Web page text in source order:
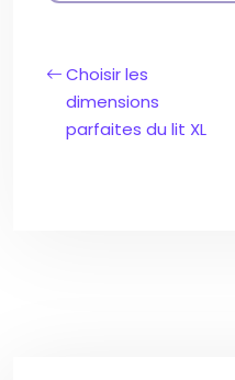
Choisir les
dimensions
parfaites du lit XL